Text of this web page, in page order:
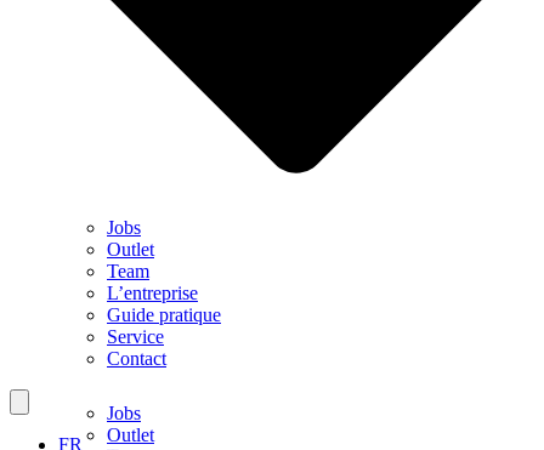
Jobs
Outlet
Jobs
Outlet
Team
L’entreprise
Guide pratique
Service
Contact
FR